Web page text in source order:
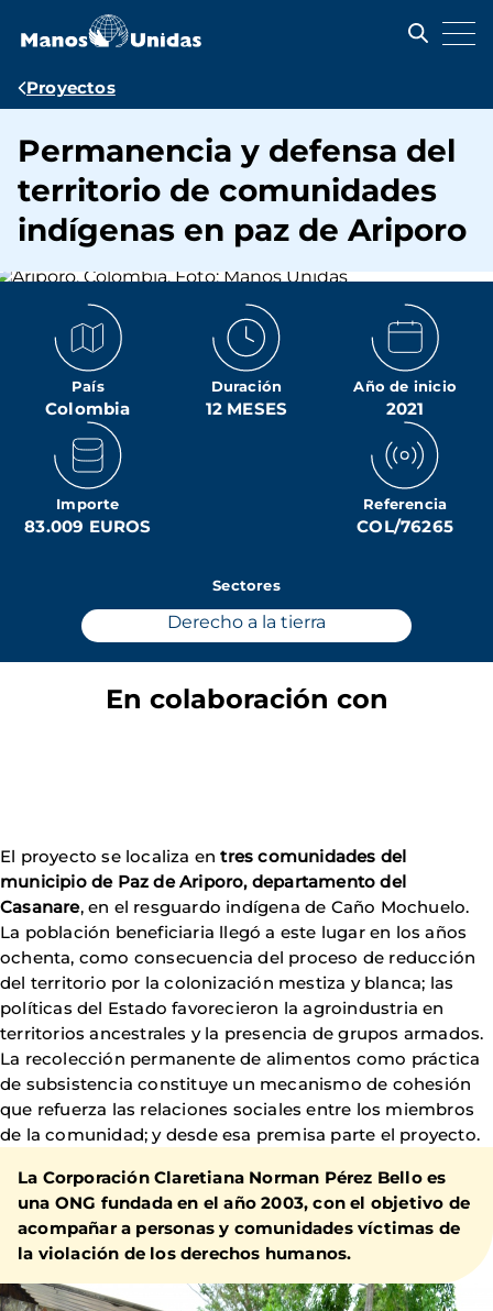
contenido
Ruta
navegación
Proyectos
Permanencia y defensa del
territorio de comunidades
indígenas en paz de Ariporo
País
Colombia
Duración
12 MESES
Año de inicio
2021
Importe
83.009 EUROS
Referencia
COL/76265
Sectores
Derecho a la tierra
En colaboración con
El proyecto se localiza entres comunidades del
municipio de Paz de Ariporo, departamento del
Casanare, en el resguardo indígena de Caño Mochuelo.
La población beneficiaria llegó a este lugar en los años
ochenta, como consecuencia del proceso de reducción
del territorio por la colonización mestiza y blanca; las
políticas del Estado favorecieron la agroindustria en
territorios ancestrales y la presencia de grupos armados.
La recolección permanente de alimentos como práctica
de subsistencia constituye un mecanismo de cohesión
que refuerza las relaciones sociales entre los miembros
de la comunidad; y desde esa premisa parte el proyecto.
La Corporación Claretiana Norman Pérez Belloes
una ONG fundada en el año 2003, con el objetivo de
acompañar a personas y comunidades víctimas de
la violación de los derechos humanos.